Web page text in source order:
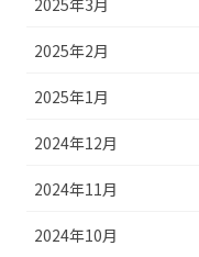
2025年2月
2025年1月
2024年12月
2024年11月
2024年10月